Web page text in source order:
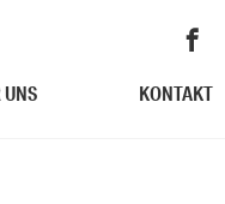
UNS KONTAKT